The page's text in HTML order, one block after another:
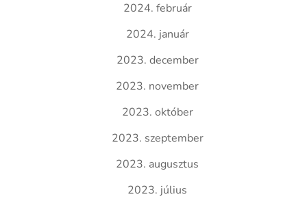
2024. február
2024. január
2023. december
2023. november
2023. október
2023. szeptember
2023. augusztus
2023. július